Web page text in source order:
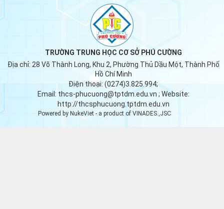
TRƯỜNG TRUNG HỌC CƠ SỞ PHÚ CƯỜNG
Địa chỉ: 28 Võ Thành Long, Khu 2, Phường Thủ Dầu Một, Thành Phố
Hồ Chí Minh
Điện thoại: (0274)3.825.994;
Email: thcs-phucuong@tptdm.edu.vn ; Website:
http://thcsphucuong.tptdm.edu.vn
Powered by NukeViet- a product of VINADES.,JSC